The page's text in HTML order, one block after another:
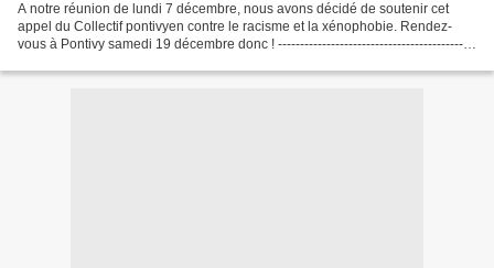
A notre réunion de lundi 7 décembre, nous avons décidé de soutenir cet
appel du Collectif pontivyen contre le racisme et la xénophobie. Rendez-
vous à Pontivy samedi 19 décembre donc ! ---------------------------------------------